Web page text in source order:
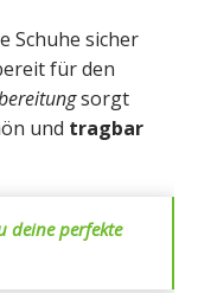
Schuhe sicher
für den
sorgt
und tragbar
deine perfekte